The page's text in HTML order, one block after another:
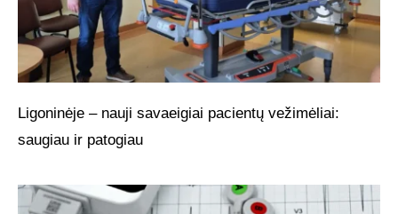
Ligoninėje – nauji savaeigiai pacientų vežimėliai:
saugiau ir patogiau